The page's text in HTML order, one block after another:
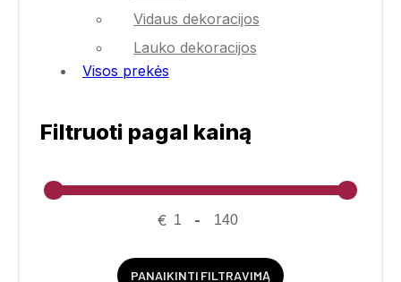
Vidaus dekoracijos
Lauko dekoracijos
Visos prekės
Filtruoti pagal kainą
€ -
PANAIKINTI FILTRAVIMĄ